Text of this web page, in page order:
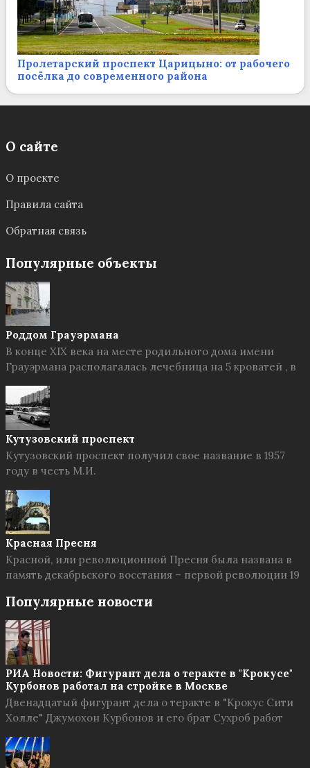
Пролетарский проспект Царицыно: от рабочего
посёлка до современного района
О сайте
О проекте
Правила сайта
Обратная связь
Популярные объекты
Роддом Грауэрмана
В конце XIX века на месте родильного дома имени
Грауэрмана располагалась лечебница на 5 кроватей , в
Кутузовский проспект
Кутузовский проспект получил свое название в 1957
году в честь М.И.
Красная Пресня
Красной, или революционной Пресня была названа в
память декабрьского восстания – первой революции 19
Популярные новости
РИА Новости: Фигурант дела о теракте в "Крокусе"
Курбонов работал на стройке в Москве
Двенадцатый фигурант дела о теракте в "Крокус Сити
Холле" Джумохон Курбонов и его брат Сухроб работ